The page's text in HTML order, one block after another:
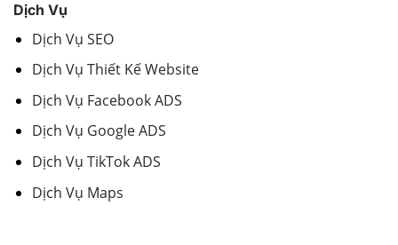
Dịch Vụ
Dịch Vụ SEO
Dịch Vụ Thiết Kế Website
Dịch Vụ Facebook ADS
Dịch Vụ Google ADS
Dịch Vụ TikTok ADS
Dịch Vụ Maps